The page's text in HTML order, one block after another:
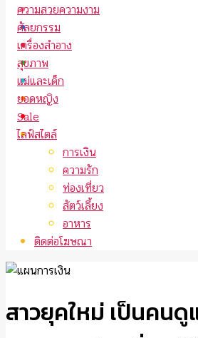
ความสวยความงาม
ศัลยกรรม
เครื่องสำอาง
สุขภาพ
แม่และเด็ก
ยอดหญิง
Sale
ไลฟ์สไตล์
การเงิน
ความรัก
ท่องเที่ยว
สัตว์เลี้ยง
อาหาร
ติดต่อโฆษณา
สาวยุคใหม่ เป็นคนดู